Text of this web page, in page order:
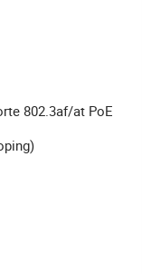
802.3af/at PoE